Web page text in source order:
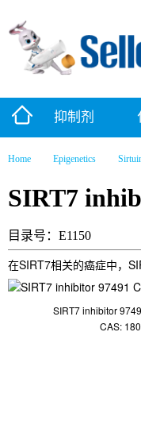
抑制剂
Home Epigenetics
SIRT7
目录号：E1150
在SIRT7相关的癌症中，
SIRT7 inhibitor
CAS: